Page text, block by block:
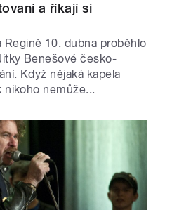
a říkají si
10. dubna proběhlo
Benešové česko-
Když nějaká kapela
nikoho nemůže...